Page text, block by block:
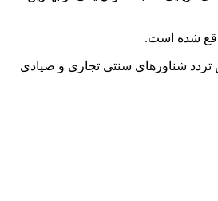
تردد شناورهای سنتی تجاری و صیادی